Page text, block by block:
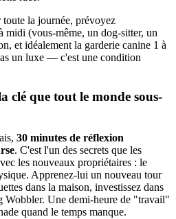
la journée, prévoyez
midi (vous-même, un dog-sitter, un
et idéalement la garderie canine 1 à
un luxe — c'est une condition
clé que tout le monde sous-
30 minutes de réflexion
. C'est l'un des secrets que les
les nouveaux propriétaires : le
Apprenez-lui un nouveau tour
dans la maison, investissez dans
Wobbler. Une demi-heure de "travail"
quand le temps manque.